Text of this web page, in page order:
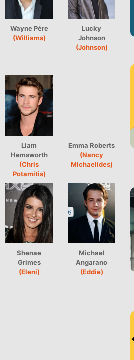
Wayne Pére
(Williams)
Lucky
Johnson
(Johnson)
Liam
Hemsworth
(Chris
Potamitis)
Emma Roberts
(Nancy
Michaelides)
Shenae
Grimes
(Eleni)
Michael
Angarano
(Eddie)